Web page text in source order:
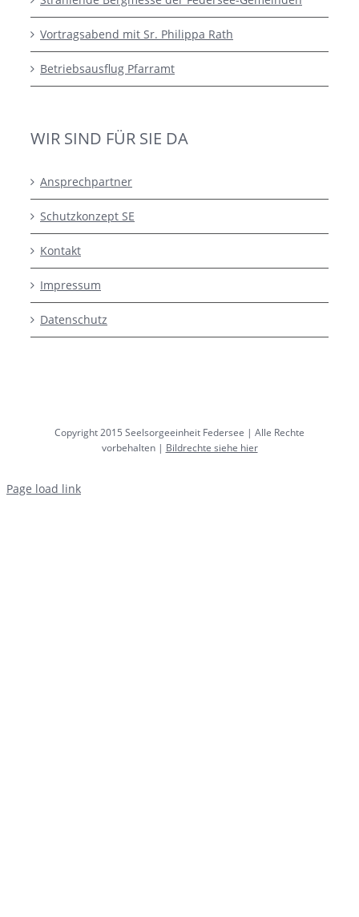
Vortragsabend mit Sr. Philippa Rath
Betriebsausflug Pfarramt
WIR SIND FÜR SIE DA
Ansprechpartner
Schutzkonzept SE
Kontakt
Impressum
Datenschutz
Copyright 2015 Seelsorgeeinheit Federsee | Alle Rechte
vorbehalten | Bildrechte siehe hier
Page load link